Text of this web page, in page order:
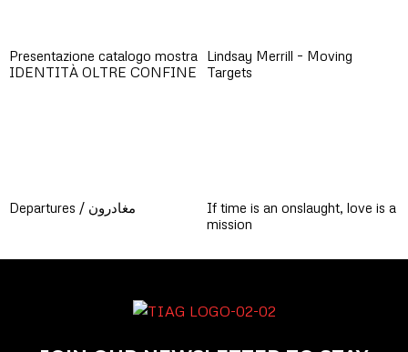
Presentazione catalogo mostra
IDENTITÀ OLTRE CONFINE
Lindsay Merrill – Moving
Targets
Departures / مغادرون
If time is an onslaught, love is a
mission